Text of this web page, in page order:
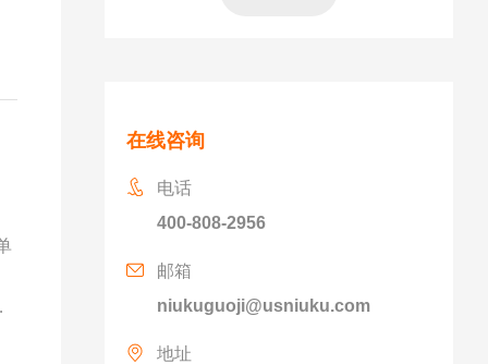
在线咨询
电话
400-808-2956
邮箱
niukuguoji@usniuku.com
地址